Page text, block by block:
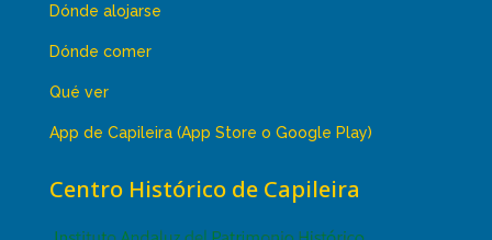
Dónde alojarse
Dónde comer
Qué ver
App de Capileira (App Store o Google Play)
Centro Histórico de Capileira